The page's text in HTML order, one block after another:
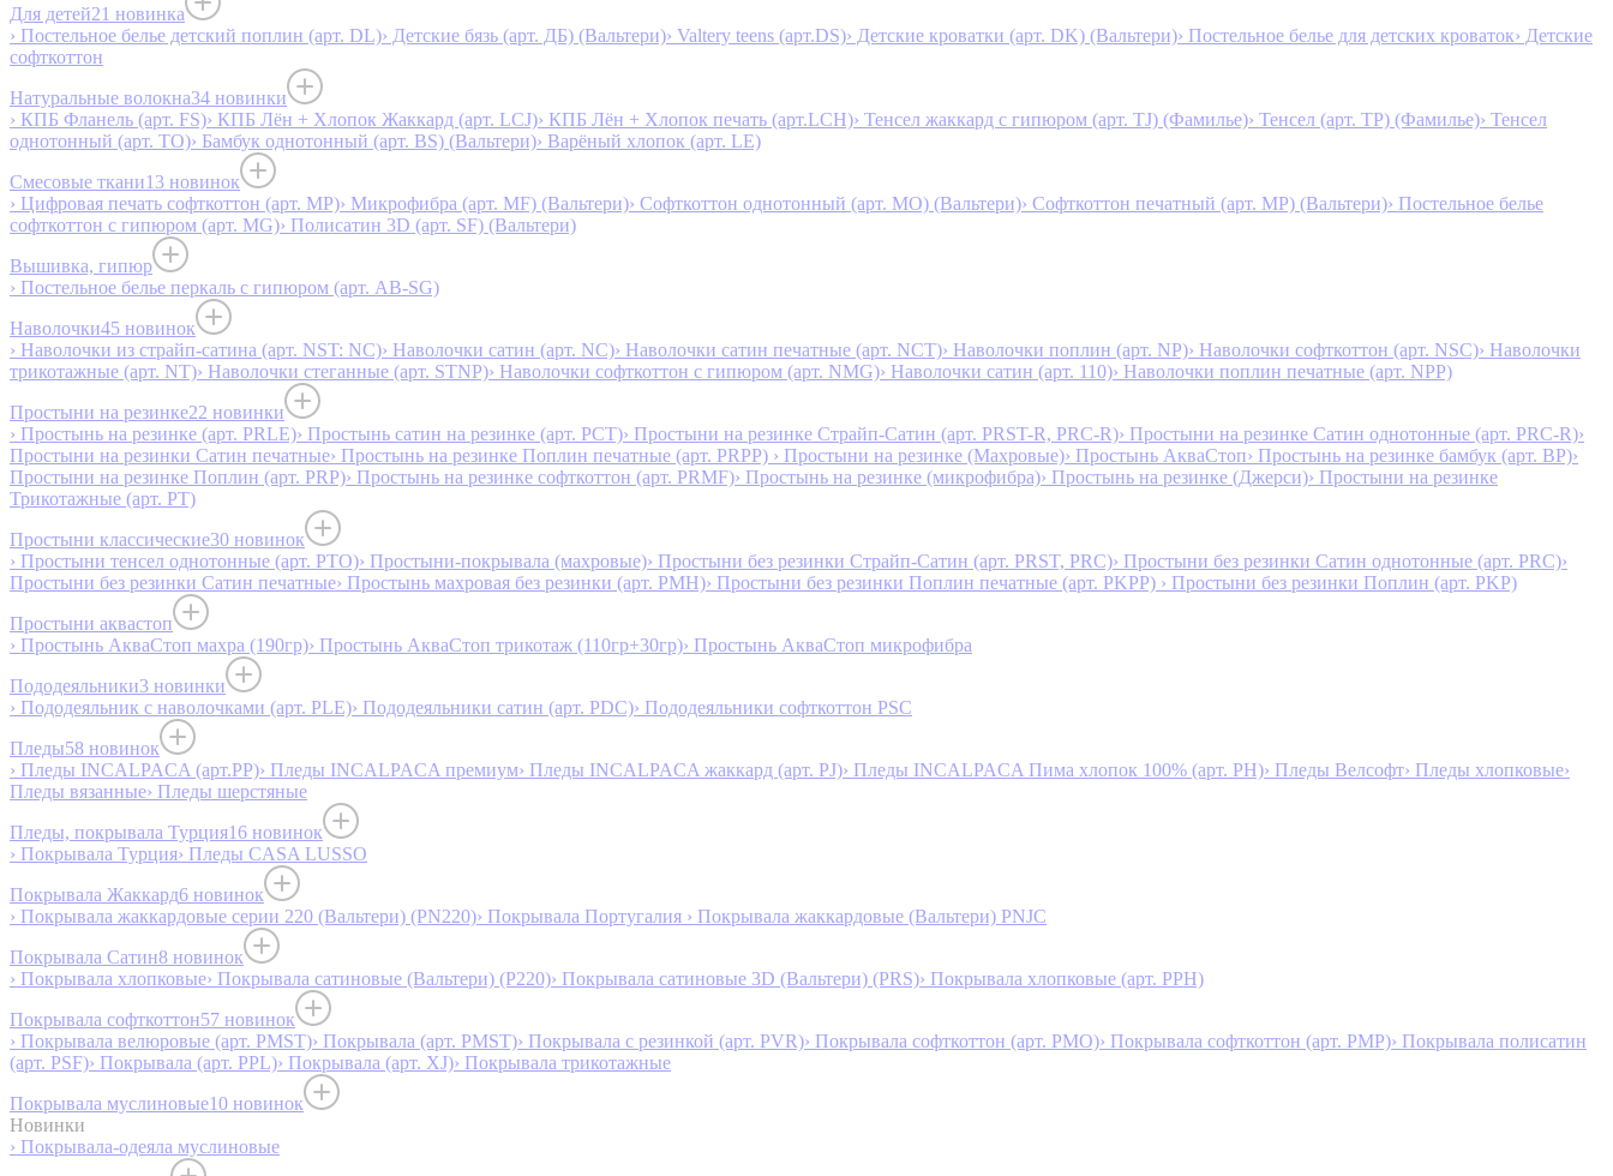
Для детей21 новинка
› Постельное белье детский поплин (арт. DL)› Детские бязь (арт. ДБ) (Вальтери)› Valtery teens (арт.DS)› Детские кроватки (арт. DK) (Вальтери)› Постельное белье для детских кроваток› Детские
софткоттон
Натуральные волокна34 новинки
› КПБ Фланель (арт. FS)› КПБ Лён + Хлопок Жаккард (арт. LCJ)› КПБ Лён + Хлопок печать (арт.LCH)› Тенсел жаккард с гипюром (арт. TJ) (Фамилье)› Тенсел (арт. ТР) (Фамилье)› Тенсел
однотонный (арт. TO)› Бамбук однотонный (арт. BS) (Вальтери)› Варёный хлопок (арт. LE)
Смесовые ткани13 новинок
› Цифровая печать софткоттон (арт. MP)› Микрофибра (арт. MF) (Вальтери)› Софткоттон однотонный (арт. MO) (Вальтери)› Софткоттон печатный (арт. MР) (Вальтери)› Постельное белье
софткоттон с гипюром (арт. MG)› Полисатин 3D (арт. SF) (Вальтери)
Вышивка, гипюр
› Постельное белье перкаль с гипюром (арт. AB-SG)
Наволочки45 новинок
› Наволочки из страйп-сатина (арт. NST: NC)› Наволочки сатин (арт. NC)› Наволочки сатин печатные (арт. NCT)› Наволочки поплин (арт. NP)› Наволочки софткоттон (арт. NSC)› Наволочки
трикотажные (арт. NT)› Наволочки стеганные (арт. STNP)› Наволочки софткоттон с гипюром (арт. NMG)› Наволочки сатин (арт. 110)› Наволочки поплин печатные (арт. NPP)
Простыни на резинке22 новинки
› Простынь на резинке (арт. PRLE)› Простынь сатин на резинке (арт. PCT)› Простыни на резинке Страйп-Сатин (арт. PRST-R, PRC-R)› Простыни на резинке Сатин однотонные (арт. PRC-R)›
Простыни на резинки Сатин печатные› Простынь на резинке Поплин печатные (арт. PRPP) › Простыни на резинке (Махровые)› Простынь АкваСтоп› Простынь на резинке бамбук (арт. BP)›
Простыни на резинке Поплин (арт. PRP)› Простынь на резинке софткоттон (арт. PRMF)› Простынь на резинке (микрофибра)› Простынь на резинке (Джерси)› Простыни на резинке
Трикотажные (арт. РТ)
Простыни классические30 новинок
› Простыни тенсел однотонные (арт. PTO)› Простыни-покрывала (махровые)› Простыни без резинки Страйп-Сатин (арт. PRST, PRC)› Простыни без резинки Сатин однотонные (арт. PRC)›
Простыни без резинки Сатин печатные› Простынь махровая без резинки (арт. PMH)› Простыни без резинки Поплин печатные (арт. PKPP) › Простыни без резинки Поплин (арт. PKP)
Простыни аквастоп
› Простынь АкваСтоп махра (190гр)› Простынь АкваСтоп трикотаж (110гр+30гр)› Простынь АкваСтоп микрофибра
Пододеяльники3 новинки
› Пододеяльник с наволочками (арт. PLE)› Пододеяльники сатин (арт. PDC)› Пододеяльники софткоттон PSC
Пледы58 новинок
› Пледы INCALPACA (арт.PP)› Пледы INCALPACA премиум› Пледы INCALPACA жаккард (арт. PJ)› Пледы INCALPACA Пима хлопок 100% (арт. PH)› Пледы Велсофт› Пледы хлопковые›
Пледы вязанные› Пледы шерстяные
Пледы, покрывала Турция16 новинок
› Покрывала Турция› Пледы CASA LUSSO
Покрывала Жаккард6 новинок
› Покрывала жаккардовые серии 220 (Вальтери) (PN220)› Покрывала Португалия › Покрывала жаккардовые (Вальтери) PNJC
Покрывала Сатин8 новинок
› Покрывала хлопковые› Покрывала сатиновые (Вальтери) (P220)› Покрывала сатиновые 3D (Вальтери) (PRS)› Покрывала хлопковые (арт. PPH)
Покрывала софткоттон57 новинок
› Покрывала велюровые (арт. PMST)› Покрывала (арт. PMST)› Покрывала с резинкой (арт. PVR)› Покрывала софткоттон (арт. PMO)› Покрывала софткоттон (арт. PMP)› Покрывала полисатин
(арт. PSF)› Покрывала (арт. PPL)› Покрывала (арт. XJ)› Покрывала трикотажные
Покрывала муслиновые10 новинок
Новинки
› Покрывала-одеяла муслиновые